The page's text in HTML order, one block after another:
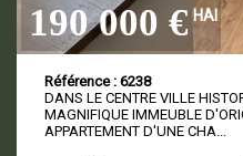
190 000 € HAI
Référence : 6238
DANS LE CENTRE VILLE
MAGNIFIQUE IMMEUBLE
APPARTEMENT D'UNE CHA...